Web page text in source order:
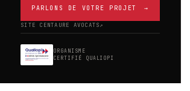
PARLONS DE VOTRE PROJET →
SITE CENTAURE AVOCATS↗
ORGANISME
CERTIFIÉ QUALIOPI